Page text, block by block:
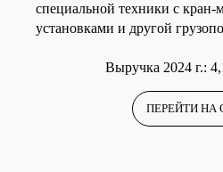
специальной техники с
установками и другой
Выручка 2024 г.:
ПЕРЕЙТИ НА